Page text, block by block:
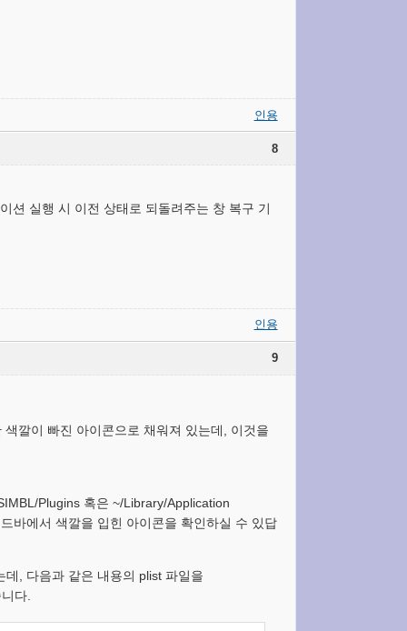
인용
8
션 실행 시 이전 상태로 되돌려주는 창 복구 기
인용
9
깔이 빠진 아이콘으로 채워져 있는데, 이것을
Plugins 혹은 ~/Library/Application
바에서 색깔을 입힌 아이콘을 확인하실 수 있답
, 다음과 같은 내용의 plist 파일을
다.